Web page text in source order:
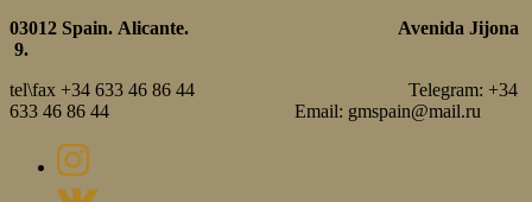
03012 Spain. Alicante. Avenida Jijona
9.
tel\fax +34 633 46 86 44 Telegram: +34
633 46 86 44 Email: gmspain@mail.ru